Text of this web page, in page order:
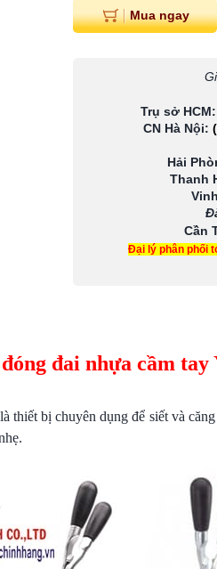
Mua ngay
Trụ sở HCM:
CN Hà Nội:
Hải
Thanh
Vinh
Cần
Đại lý phân phối
đai nhựa cầm tay
thiết bị chuyên dụng để siết và